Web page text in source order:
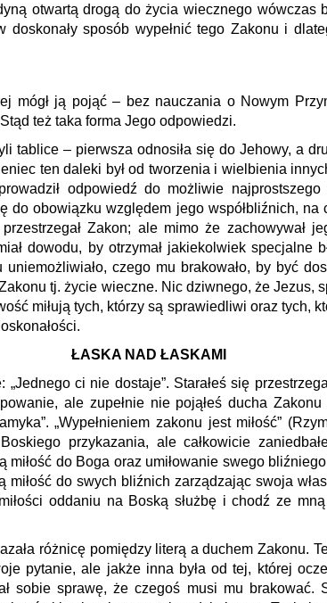
otwartą drogą do życia wiecznego wówczas
doskonały sposób wypełnić tego Zakonu i
mógł ją pojąć – bez nauczania o Nowym
też taka forma Jego odpowiedzi.
tablice – pierwsza odnosiła się do Jehowy, a
ten daleki był od tworzenia i wielbienia
odpowiedź do możliwie
do obowiązku względem jego współbliźnich, na
przestrzegał Zakon; ale mimo że zachowywał
dowodu, by otrzymał jakiekolwiek specjalne
czego mu brakowało, by być
tj. życie wieczne. Nic dziwnego, że Jezus,
miłują tych, którzy są sprawiedliwi oraz tych,
ŁASKA NAD ŁASKAMI
ci nie dostaje”. Starałeś się
ale zupełnie nie pojąłeś ducha
„Wypełnieniem zakonu jest miłość”
przykazania, ale całkowicie
miłość do Boga oraz umiłowanie swego
miłość do swych bliźnich zarządzając swoja
oddaniu na Boską służbę i chodź ze
różnicę pomiędzy literą a duchem Zakonu.
pytanie, ale jakże inna była od tej, której
sobie sprawę, że czegoś musi mu brakować.